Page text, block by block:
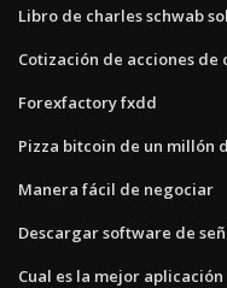
Libro de charles schwab
Cotización de acciones de
Forexfactory fxdd
Pizza bitcoin de un millón
Manera fácil de negociar
Descargar software de
Cual es la mejor aplicación